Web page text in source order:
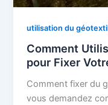
utilisation du
Comment
pour Fixer
Comment fixer du
vous demandez